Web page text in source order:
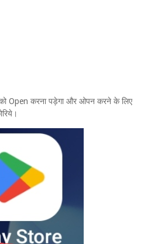
Open करना पड़ेगा और ओपन करने के लिए